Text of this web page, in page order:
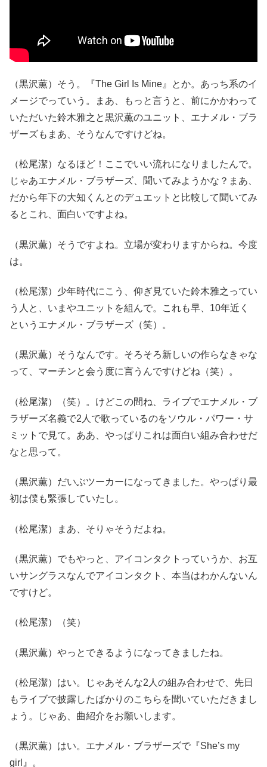
（黒沢薫）そう。『The Girl Is Mine』とか。あっち系のイ
メージでっていう。まあ、もっと言うと、前にかかわって
いただいた鈴木雅之と黒沢薫のユニット、エナメル・ブラ
ザーズもまあ、そうなんですけどね。
（松尾潔）なるほど！ここでいい流れになりましたんで。
じゃあエナメル・ブラザーズ、聞いてみようかな？まあ、
だから年下の大知くんとのデュエットと比較して聞いてみ
るとこれ、面白いですよね。
（黒沢薫）そうですよね。立場が変わりますからね。今度
は。
（松尾潔）少年時代にこう、仰ぎ見ていた鈴木雅之ってい
う人と、いまやユニットを組んで。これも早、10年近く
というエナメル・ブラザーズ（笑）。
（黒沢薫）そうなんです。そろそろ新しいの作らなきゃな
って、マーチンと会う度に言うんですけどね（笑）。
（松尾潔）（笑）。けどこの間ね、ライブでエナメル・ブ
ラザーズ名義で2人で歌っているのをソウル・パワー・サ
ミットで見て。ああ、やっぱりこれは面白い組み合わせだ
なと思って。
（黒沢薫）だいぶツーカーになってきました。やっぱり最
初は僕も緊張していたし。
（松尾潔）まあ、そりゃそうだよね。
（黒沢薫）でもやっと、アイコンタクトっていうか、お互
いサングラスなんでアイコンタクト、本当はわかんないん
ですけど。
（松尾潔）（笑）
（黒沢薫）やっとできるようになってきましたね。
（松尾潔）はい。じゃあそんな2人の組み合わせで、先日
もライブで披露したばかりのこちらを聞いていただきまし
ょう。じゃあ、曲紹介をお願いします。
（黒沢薫）はい。エナメル・ブラザーズで『She’s my
girl』。